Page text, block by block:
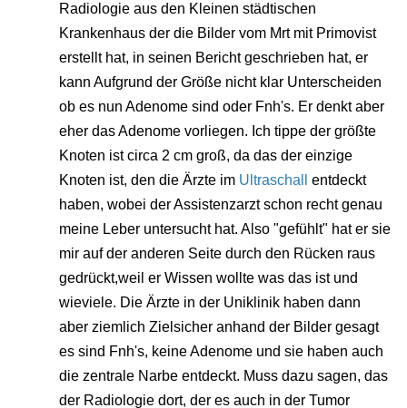
Radiologie aus den Kleinen städtischen
Krankenhaus der die Bilder vom Mrt mit Primovist
erstellt hat, in seinen Bericht geschrieben hat, er
kann Aufgrund der Größe nicht klar Unterscheiden
ob es nun Adenome sind oder Fnh's. Er denkt aber
eher das Adenome vorliegen. Ich tippe der größte
Knoten ist circa 2 cm groß, da das der einzige
Knoten ist, den die Ärzte im Ultraschall
entdeckt
haben, wobei der Assistenzarzt schon recht genau
meine Leber untersucht hat. Also "gefühlt" hat er sie
mir auf der anderen Seite durch den Rücken raus
gedrückt,weil er Wissen wollte was das ist und
wieviele. Die Ärzte in der Uniklinik haben dann
aber ziemlich Zielsicher anhand der Bilder gesagt
es sind Fnh's, keine Adenome und sie haben auch
die zentrale Narbe entdeckt. Muss dazu sagen, das
der Radiologie dort, der es auch in der Tumor